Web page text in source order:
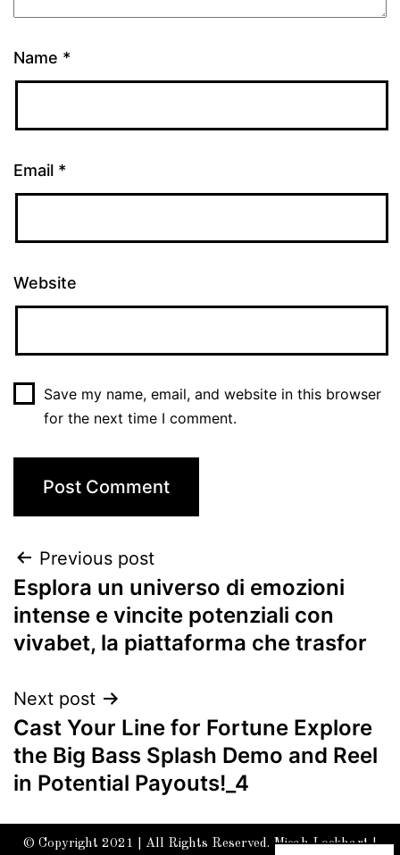
Name *
Email *
Website
Save my name, email, and website in this browser
for the next time I comment.
Previous post
Esplora un universo di emozioni
intense e vincite potenziali con
vivabet, la piattaforma che trasfor
Next post
Cast Your Line for Fortune Explore
the Big Bass Splash Demo and Reel
in Potential Payouts!_4
© Copyright 2021 | All Rights Reserved. Micah Lockhart |